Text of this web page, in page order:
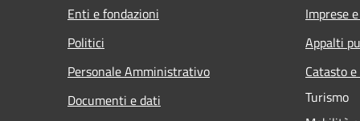
Enti e fondazioni
Politici
Personale Amministrativo
Documenti e dati
Imprese
Appalti
Catasto
Turismo